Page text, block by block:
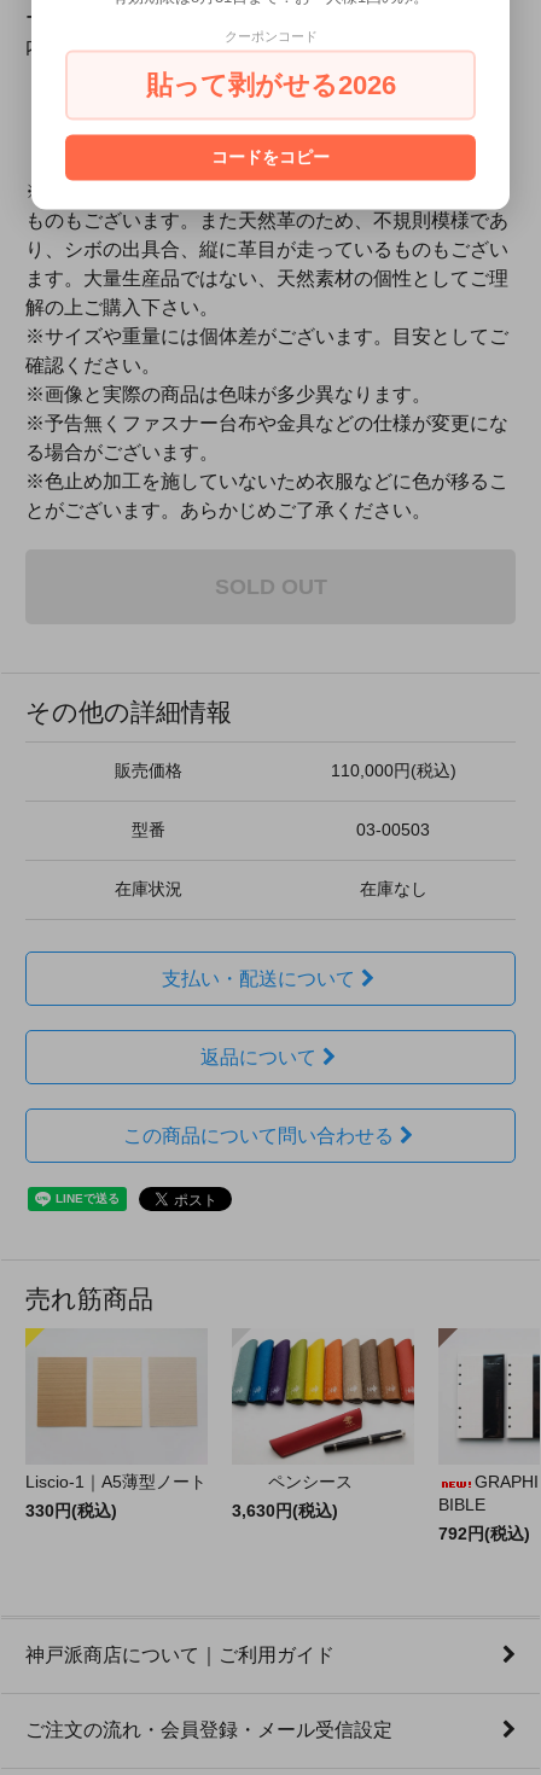
ー社）
内装素材：ピッグシルキー
重さ：約960g
製造：日本
ご購入前に必ずご一読ください。
※製品加工時の小傷や革そのものの筋が大きく出ている
ものもございます。また天然革のため、不規則模様であ
り、シボの出具合、縦に革目が走っているものもござい
ます。大量生産品ではない、天然素材の個性としてご理
解の上ご購入下さい。
※サイズや重量には個体差がございます。目安としてご
確認ください。
※画像と実際の商品は色味が多少異なります。
※予告無くファスナー台布や金具などの仕様が変更にな
る場合がございます。
※色止め加工を施していないため衣服などに色が移るこ
とがございます。あらかじめご了承ください。
SOLD OUT
その他の詳細情報
販売価格 110,000円(税込)
型番 03-00503
在庫状況 在庫なし
支払い・配送について
返品について
この商品について問い合わせる
売れ筋商品
Liscio-1｜A5薄型ノート
330円(税込)
ペンシース
3,630円(税込)
BIBLE
792円(税込)
神戸派商店について｜ご利用ガイド
ご注文の流れ・会員登録・メール受信設定
クーポンコード
貼って剥がせる2026
コードをコピー